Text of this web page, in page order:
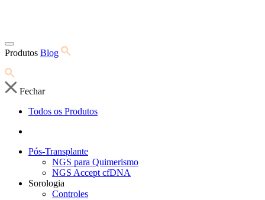
Produtos Blog
Fechar
Todos os Produtos
Pós-Transplante
NGS para Quimerismo
NGS Accept cfDNA
Sorologia
Controles